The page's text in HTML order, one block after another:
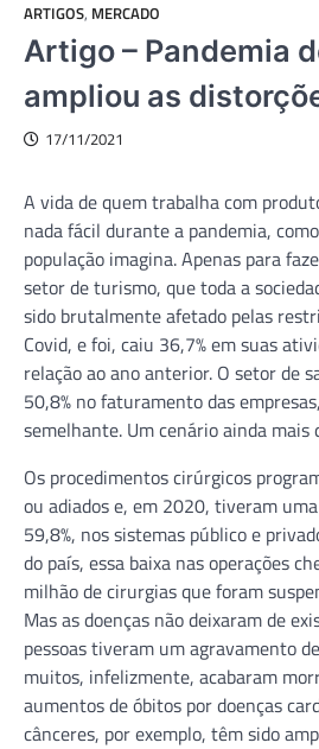
ARTIGOS, MERCADO
Artigo – Pandemia
ampliou as
17/11/2021
A vida de quem trabalha com
nada fácil durante a pandemia,
população imagina. Apenas para
setor de turismo, que toda a
sido brutalmente afetado pelas
Covid, e foi, caiu 36,7% em suas
relação ao ano anterior. O setor de
50,8% no faturamento das
semelhante. Um cenário ainda mais
Os procedimentos cirúrgicos
ou adiados e, em 2020, tiveram
59,8%, nos sistemas público e
do país, essa baixa nas operações
milhão de cirurgias que foram
Mas as doenças não deixaram de
pessoas tiveram um agravamento
muitos, infelizmente, acabaram
aumentos de óbitos por doenças
cânceres, por exemplo, têm sido